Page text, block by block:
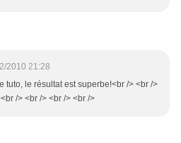
2010 21:28
tuto, le résultat est superbe!<br /> <br />
/> <br /> <br /> <br />